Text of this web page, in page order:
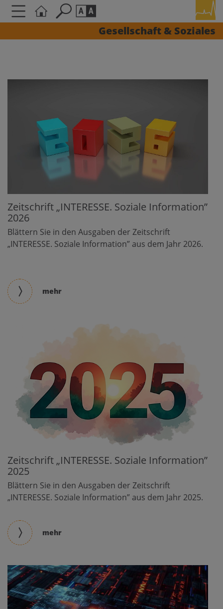
Gesellschaft & Soziales
Kontrasteinstellungen
A A A
Zeitschrift „INTERESSE. Soziale Information”
2026
Blättern Sie in den Ausgaben der Zeitschrift
„INTERESSE. Soziale Information” aus dem Jahr 2026.
mehr
Zeitschrift „INTERESSE. Soziale Information”
2025
Blättern Sie in den Ausgaben der Zeitschrift
„INTERESSE. Soziale Information” aus dem Jahr 2025.
mehr